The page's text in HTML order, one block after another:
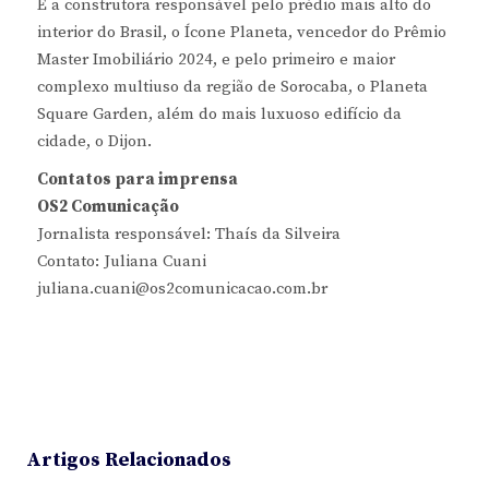
É a construtora responsável pelo prédio mais alto do
interior do Brasil, o Ícone Planeta, vencedor do Prêmio
Master Imobiliário 2024, e pelo primeiro e maior
complexo multiuso da região de Sorocaba, o Planeta
Square Garden, além do mais luxuoso edifício da
cidade, o Dijon.
Contatos para imprensa
OS2 Comunicação
Jornalista responsável: Thaís da Silveira
Contato: Juliana Cuani
juliana.cuani@os2comunicacao.com.br
Artigos Relacionados